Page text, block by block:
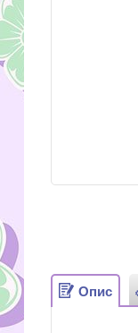
Опис